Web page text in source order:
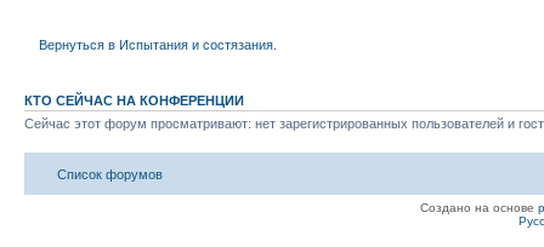
Вернуться в Испытания и состязания.
КТО СЕЙЧАС НА КОНФЕРЕНЦИИ
Сейчас этот форум просматривают: нет зарегистрированных пользователей и
Список форумов
Создано на основе